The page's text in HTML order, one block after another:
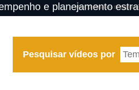
e planejamento
Pesquisar vídeos por